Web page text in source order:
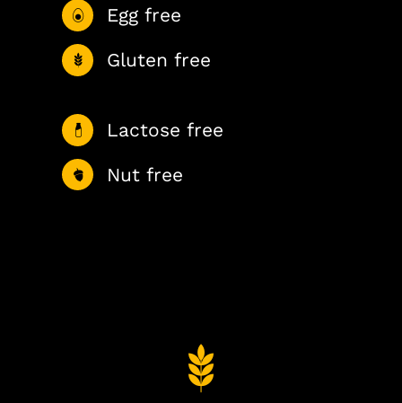
Egg free
Gluten free
Lactose free
Nut free